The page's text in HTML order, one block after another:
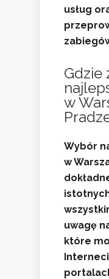
usług
Gdzie
w
Wybór
w
uwagę
które